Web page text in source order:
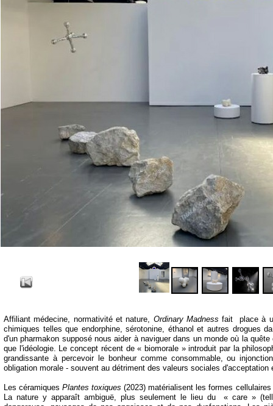
Affiliant médecine, normativité et nature, Ordinary Madness fait place à
chimiques telles que endorphine, sérotonine, éthanol et autres drogues
d'un pharmakon supposé nous aider à naviguer dans un monde où la quête
que l'idéologie. Le concept récent de « biomorale » introduit par la
grandissante à percevoir le bonheur comme consommable, ou
obligation morale - souvent au détriment des valeurs sociales d'acceptation
Les céramiquesPlantes toxiques (2023) matérialisent les formes
La nature y apparaît ambiguë, plus seulement le lieu du « care »